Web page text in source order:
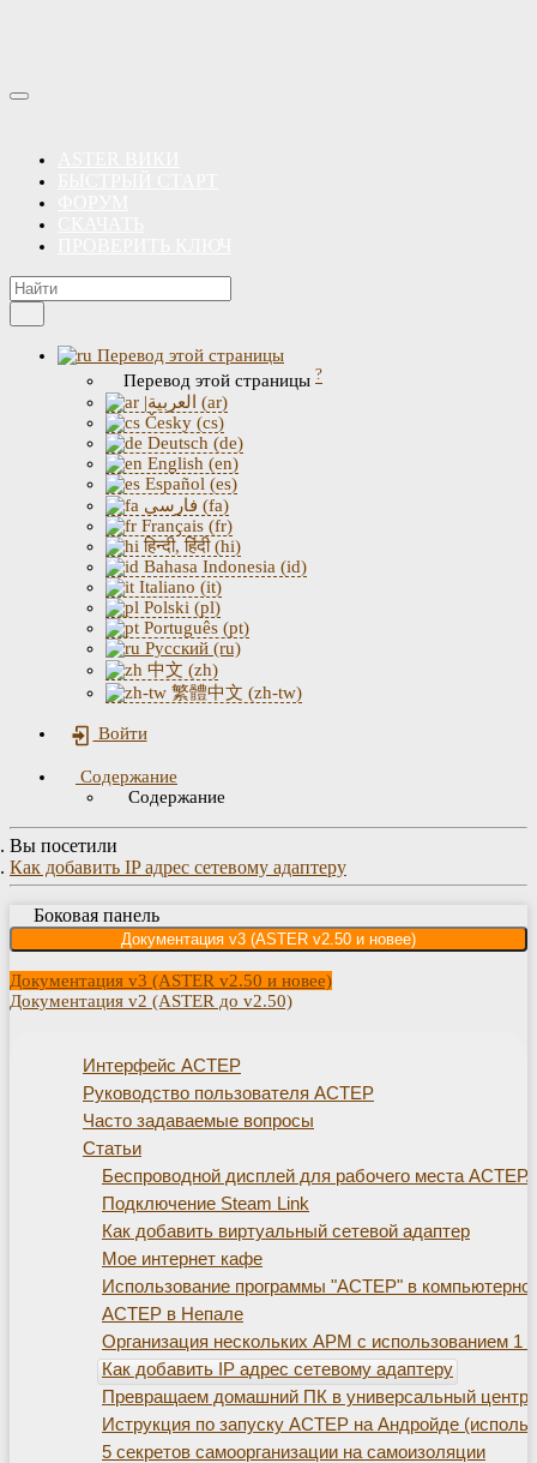
Перевод этой страницы
Перевод этой страницы ?
|العربية (ar)
Česky (cs)
Deutsch (de)
English (en)
Español (es)
فارسی (fa)
Français (fr)
हिन्दी, हिंदी (hi)
Bahasa Indonesia (id)
Italiano (it)
Polski (pl)
Português (pt)
Русский (ru)
中文 (zh)
繁體中文 (zh-tw)
Войти
Содержание
Содержание
Вы посетили
Как добавить IP адрес сетевому адаптеру
Боковая панель
Документация v3 (ASTER v2.50 и новее)
Документация v3 (ASTER v2.50 и новее)
Документация v2 (ASTER до v2.50)
Интерфейс АСТЕР
Руководство пользователя АСТЕР
Часто задаваемые вопросы
Статьи
Беспроводной дисплей для рабочего места АСТЕР.
Подключение Steam Link
Как добавить виртуальный сетевой адаптер
Мое интернет кафе
Использование программы "АСТЕР" в
АСТЕР в Непале
Организация нескольких АРМ с использованием 1
Как добавить IP адрес сетевому адаптеру
Превращаем домашний ПК в универсальный центр
Иструкция по запуску АСТЕР на Андройде
5 секретов самоорганизации на самоизоляции